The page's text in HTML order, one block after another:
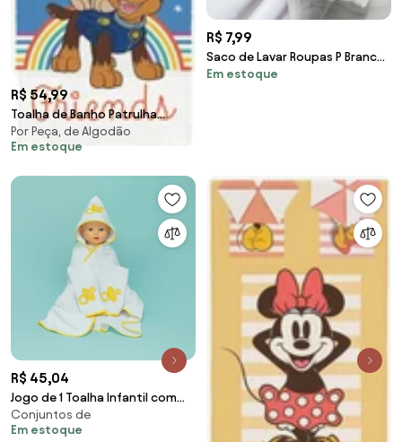
R$ 54,99
Toalha de Banho Patrulha
Canina Menino 1 Peça
Por Peça, de Algodão
Em estoque
R$ 7,99
Saco de Lavar Roupas P Branco 1
Peça
Em estoque
R$ 45,04
Jogo de 1 Toalha Infantil com
Capuz + 2 Toalhas de Boca
Bordadas
Conjuntos de
Em estoque